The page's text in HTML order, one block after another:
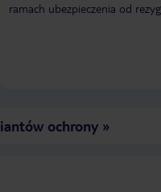
ramach ubezpieczenia od
ochrony»